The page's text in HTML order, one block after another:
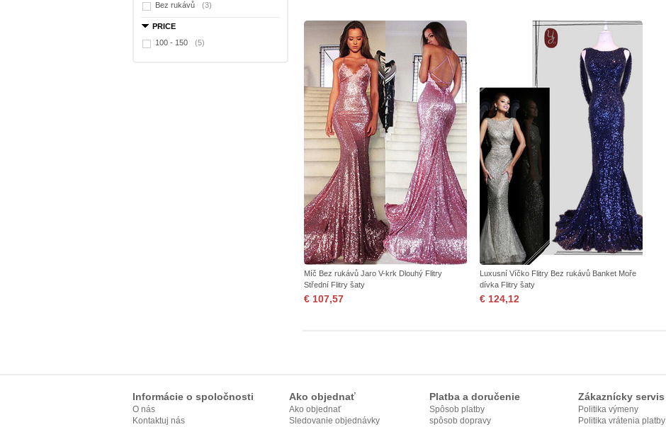
Bez rukávů
(3)
PRICE
100 - 150
(5)
Míč Bez rukávů Jaro V-krk Dlouhý Flitry
Střední Flitry šaty
€ 107,57
Luxusní Víčko Flitry Bez rukávů Banket Moře
dívka Flitry šaty
€ 124,12
Informácie o spoločnosti
O nás
Kontaktuj nás
Ako objednať
Ako objednať
Sledovanie objednávky
Platba a doručenie
Spôsob platby
spôsob dopravy
Zákaznícky servis
Politika výmeny
Politika vrátenia platby